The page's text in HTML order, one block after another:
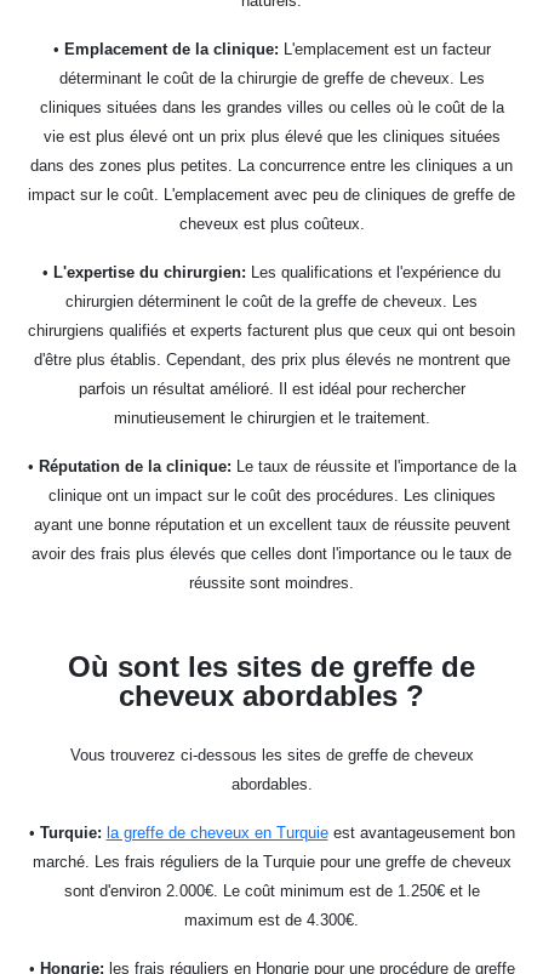
• Emplacement de la clinique: L'emplacement est un facteur
déterminant le coût de la chirurgie de greffe de cheveux. Les
cliniques situées dans les grandes villes ou celles où le coût de la
vie est plus élevé ont un prix plus élevé que les cliniques situées
dans des zones plus petites. La concurrence entre les cliniques a un
impact sur le coût. L'emplacement avec peu de cliniques de greffe de
cheveux est plus coûteux.
• L'expertise du chirurgien: Les qualifications et l'expérience du
chirurgien déterminent le coût de la greffe de cheveux. Les
chirurgiens qualifiés et experts facturent plus que ceux qui ont besoin
d'être plus établis. Cependant, des prix plus élevés ne montrent que
parfois un résultat amélioré. Il est idéal pour rechercher
minutieusement le chirurgien et le traitement.
• Réputation de la clinique: Le taux de réussite et l'importance de la
clinique ont un impact sur le coût des procédures. Les cliniques
ayant une bonne réputation et un excellent taux de réussite peuvent
avoir des frais plus élevés que celles dont l'importance ou le taux de
réussite sont moindres.
Où sont les sites de greffe de
cheveux abordables ?
Vous trouverez ci-dessous les sites de greffe de cheveux
abordables.
• Turquie: la greffe de cheveux en Turquieest avantageusement bon
marché. Les frais réguliers de la Turquie pour une greffe de cheveux
sont d'environ 2.000€. Le coût minimum est de 1.250€ et le
maximum est de 4.300€.
• Hongrie: les frais réguliers en Hongrie pour une procédure de greffe